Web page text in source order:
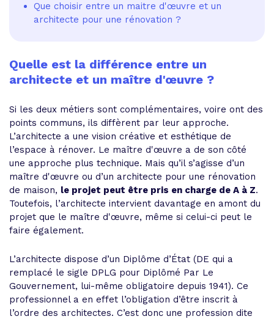
Que choisir entre un maitre d'œuvre et un
architecte pour une rénovation ?
Quelle est la différence entre un
architecte et un maître d'œuvre ?
Si les deux métiers sont complémentaires, voire ont des
points communs, ils diffèrent par leur approche.
L’architecte a une vision créative et esthétique de
l’espace à rénover. Le maître d'œuvre a de son côté
une approche plus technique. Mais qu’il s’agisse d’un
maître d'œuvre ou d’un architecte pour une rénovation
de maison, le projet peut être pris en charge de A à Z.
Toutefois, l’architecte intervient davantage en amont du
projet que le maître d'œuvre, même si celui-ci peut le
faire également.
L’architecte dispose d’un Diplôme d’État (DE qui a
remplacé le sigle DPLG pour Diplômé Par Le
Gouvernement, lui-même obligatoire depuis 1941). Ce
professionnel a en effet l’obligation d’être inscrit à
l’ordre des architectes. C’est donc une profession dite